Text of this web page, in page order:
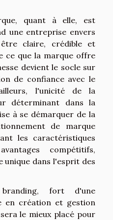
quant à elle, est
une entreprise envers
claire, crédible et
ce que la marque offre
devient le socle sur
de confiance avec le
l'unicité de la
déterminant dans la
à se démarquer de la
de marque
les caractéristiques
compétitifs,
unique dans l'esprit des
fort d'une
en création et gestion
le mieux placé pour